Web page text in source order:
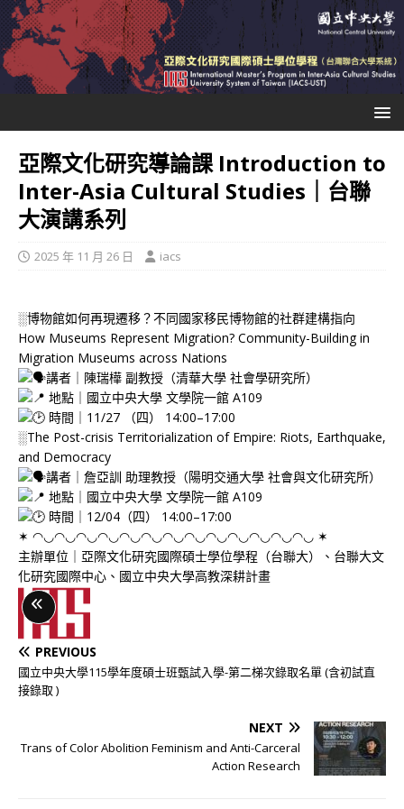
亞際文化研究導論課 Introduction to
Inter-Asia Cultural Studies｜台聯
大演講系列
2025 年 11 月 26 日 iacs
░博物館如何再現遷移？不同國家移民博物館的社群建構指向
How Museums Represent Migration? Community-Building in
Migration Museums across Nations
講者｜陳瑞樺 副教授（清華大學 社會學研究所）
地點｜國立中央大學 文學院一館 A109
時間｜11/27 （四） 14:00–17:00
░The Post-crisis Territorialization of Empire: Riots, Earthquake,
and Democracy
講者｜詹亞訓 助理教授（陽明交通大學 社會與文化研究所）
地點｜國立中央大學 文學院一館 A109
時間｜12/04（四） 14:00–17:00
✶ ◠◡◠◡◠◡◠◡◠◡◠◡◠◡◠◡◠◡◠◡◠◡◠◡◠◡ ✶
主辦單位｜亞際文化研究國際碩士學位學程（台聯大）、台聯大文
化研究國際中心、國立中央大學高教深耕計畫
LONG
DESCRIPTION
PREVIOUS
國立中央大學115學年度碩士班甄試入學-第二梯次錄取名單 (含初試直
接錄取 )
NEXT
Trans of Color Abolition Feminism and Anti-Carceral
Action Research